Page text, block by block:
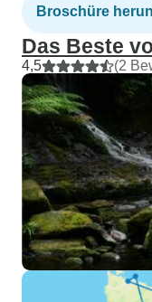
Broschüre
Das Beste
4,5 (2